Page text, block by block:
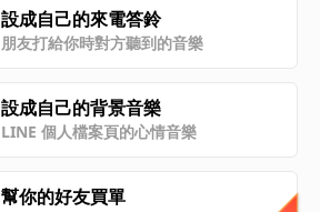
設成自己的來電答鈴
朋友打給你時對方聽到的音樂
設成自己的背景音樂
LINE 個人檔案頁的心情音樂
幫你的好友買單